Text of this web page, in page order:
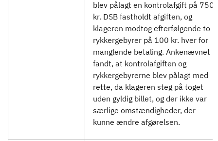
blev pålagt en kontrolafgift på 750
kr. DSB fastholdt afgiften, og
klageren modtog efterfølgende to
rykkergebyrer på 100 kr. hver for
manglende betaling. Ankenævnet
fandt, at kontrolafgiften og
rykkergebyrerne blev pålagt med
rette, da klageren steg på toget
uden gyldig billet, og der ikke var
særlige omstændigheder, der
kunne ændre afgørelsen.